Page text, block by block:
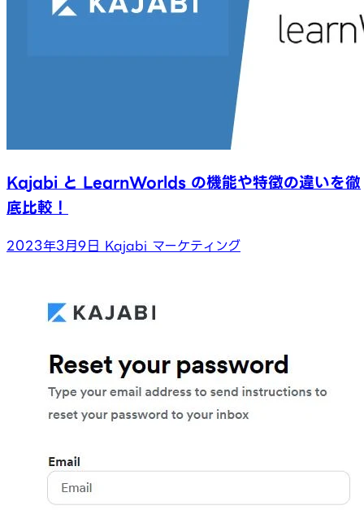
Kajabi と LearnWorlds の機能や特徴の違いを徹
底比較！
2023年3月9日 Kajabi マーケティング